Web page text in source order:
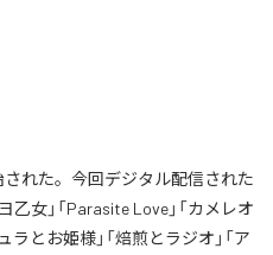
された。今回デジタル配信された
乙女」「Parasite Love」「カメレオ
ラとお姫様」「焙煎とラジオ」「ア